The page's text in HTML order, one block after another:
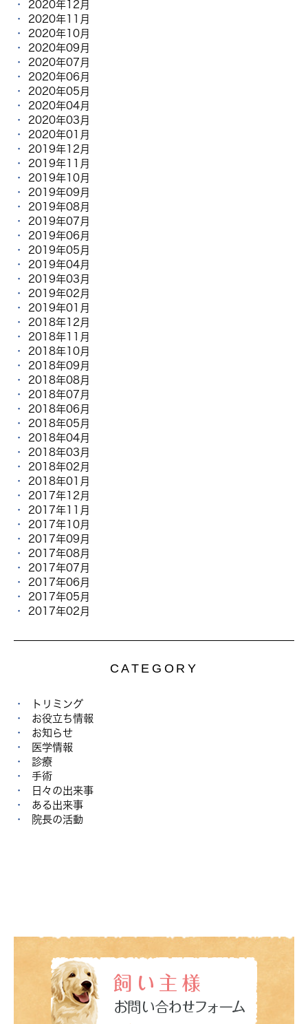
2020年12月
2020年11月
2020年10月
2020年09月
2020年07月
2020年06月
2020年05月
2020年04月
2020年03月
2020年01月
2019年12月
2019年11月
2019年10月
2019年09月
2019年08月
2019年07月
2019年06月
2019年05月
2019年04月
2019年03月
2019年02月
2019年01月
2018年12月
2018年11月
2018年10月
2018年09月
2018年08月
2018年07月
2018年06月
2018年05月
2018年04月
2018年03月
2018年02月
2018年01月
2017年12月
2017年11月
2017年10月
2017年09月
2017年08月
2017年07月
2017年06月
2017年05月
2017年02月
CATEGORY
トリミング
お役立ち情報
お知らせ
医学情報
診療
手術
日々の出来事
ある出来事
院長の活動